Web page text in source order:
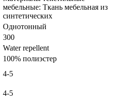
мебельные: Ткань мебельная из
синтетических
Однотонный
300
Water repellent
100% полиэстер
4-5
4-5